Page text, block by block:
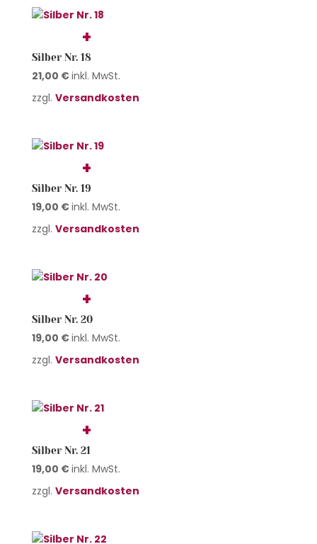
Silber Nr. 18
21,00 €inkl. MwSt.
zzgl. Versandkosten
Silber Nr. 19
19,00 €inkl. MwSt.
zzgl. Versandkosten
Silber Nr. 20
19,00 €inkl. MwSt.
zzgl. Versandkosten
Silber Nr. 21
19,00 €inkl. MwSt.
zzgl. Versandkosten